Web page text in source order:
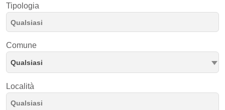
Tipologia
Comune
Qualsiasi
Località